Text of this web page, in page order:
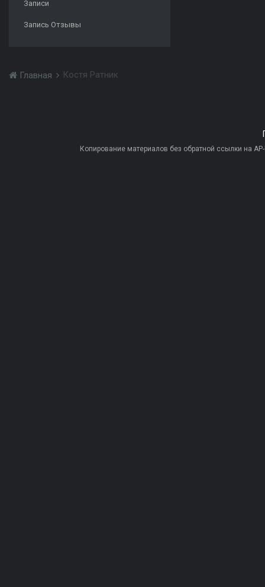
Записи
Запись Отзывы
Главная Костя Ратник
Копирование материалов без обратной ссылки на